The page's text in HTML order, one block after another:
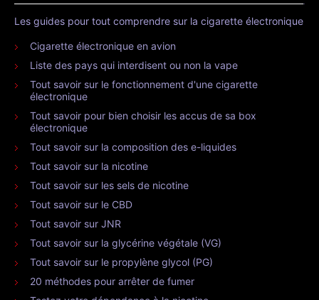
Les guides pour tout comprendre sur la cigarette électronique
Cigarette électronique en avion
Liste des pays qui interdisent ou non la vape
Tout savoir sur le fonctionnement d'une cigarette
électronique
Tout savoir pour bien choisir les accus de sa box
électronique
Tout savoir sur la composition des e-liquides
Tout savoir sur la nicotine
Tout savoir sur les sels de nicotine
Tout savoir sur le CBD
Tout savoir sur JNR
Tout savoir sur la glycérine végétale (VG)
Tout savoir sur le propylène glycol (PG)
20 méthodes pour arrêter de fumer